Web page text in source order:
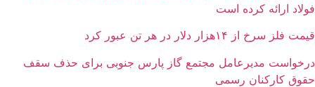
فولاد ارائه کرده است
قیمت فلز سرخ از ۱۴هزار دلار در هر تن عبور کرد
درخواست مدیرعامل مجتمع گاز پارس جنوبی برای حذف سقف
حقوق کارکنان رسمی